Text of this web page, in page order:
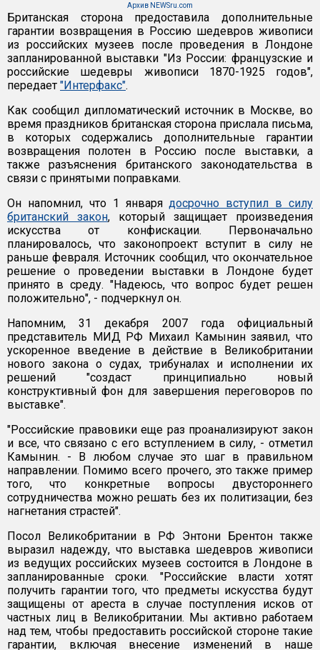
Архив NEWSru.com
Британская сторона предоставила дополнительные
гарантии возвращения в Россию шедевров живописи
из российских музеев после проведения в Лондоне
запланированной выставки "Из России: французские и
российские шедевры живописи 1870-1925 годов",
передает "Интерфакс".
Как сообщил дипломатический источник в Москве, во
время праздников британская сторона прислала письма,
в которых содержались дополнительные гарантии
возвращения полотен в Россию после выставки, а
также разъяснения британского законодательства в
связи с принятыми поправками.
Он напомнил, что 1 января досрочно вступил в силу
британский закон, который защищает произведения
искусства от конфискации. Первоначально
планировалось, что законопроект вступит в силу не
раньше февраля. Источник сообщил, что окончательное
решение о проведении выставки в Лондоне будет
принято в среду. "Надеюсь, что вопрос будет решен
положительно", - подчеркнул он.
Напомним, 31 декабря 2007 года официальный
представитель МИД РФ Михаил Камынин заявил, что
ускоренное введение в действие в Великобритании
нового закона о судах, трибуналах и исполнении их
решений "создаст принципиально новый
конструктивный фон для завершения переговоров по
выставке".
"Российские правовики еще раз проанализируют закон
и все, что связано с его вступлением в силу, - отметил
Камынин. - В любом случае это шаг в правильном
направлении. Помимо всего прочего, это также пример
того, что конкретные вопросы двустороннего
сотрудничества можно решать без их политизации, без
нагнетания страстей".
Посол Великобритании в РФ Энтони Брентон также
выразил надежду, что выставка шедевров живописи
из ведущих российских музеев состоится в Лондоне в
запланированные сроки. "Российские власти хотят
получить гарантии того, что предметы искусства будут
защищены от ареста в случае поступления исков от
частных лиц в Великобритании. Мы активно работаем
над тем, чтобы предоставить российской стороне такие
гарантии, включая внесение изменений в наше